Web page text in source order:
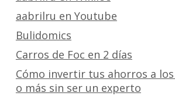
aabrilru en Youtube
Bulidomics
Carros de Foc en 2 días
Cómo invertir tus ahorros a
o más sin ser un experto